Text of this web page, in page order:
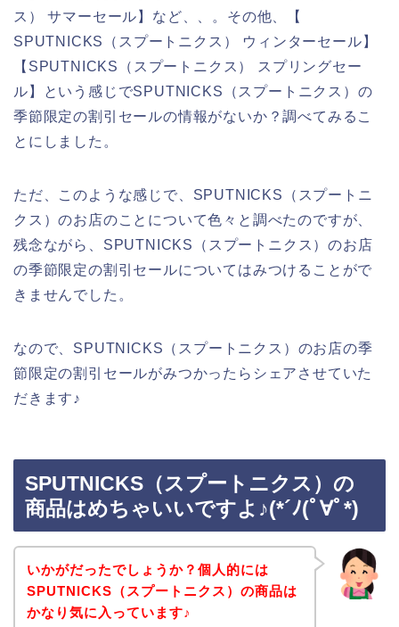
ス） サマーセール】など、、。その他、【
SPUTNICKS（スプートニクス） ウィンターセール】
【SPUTNICKS（スプートニクス） スプリングセー
ル】という感じでSPUTNICKS（スプートニクス）の
季節限定の割引セールの情報がないか？調べてみるこ
とにしました。
ただ、このような感じで、SPUTNICKS（スプートニ
クス）のお店のことについて色々と調べたのですが、
残念ながら、SPUTNICKS（スプートニクス）のお店
の季節限定の割引セールについてはみつけることがで
きませんでした。
なので、SPUTNICKS（スプートニクス）のお店の季
節限定の割引セールがみつかったらシェアさせていた
だきます♪
SPUTNICKS（スプートニクス）の
商品はめちゃいいですよ♪(*´ﾉ(ﾟ∀ﾟ*)
いかがだったでしょうか？個人的には
SPUTNICKS（スプートニクス）の商品は
かなり気に入っています♪